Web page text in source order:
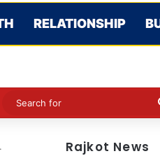
RELATIONSHIP
Article
Switch skin
Rajkot News